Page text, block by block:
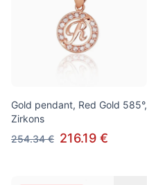
Gold pendant, Red Gold 585°,
Zirkons
254.34 € 216.19 €